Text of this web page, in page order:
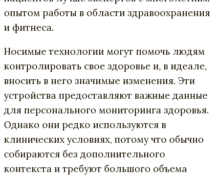
опытом работы в области здравоохранения
и фитнеса.
Носимые технологии могут помочь людям
контролировать свое здоровье и, в идеале,
вносить в него значимые изменения. Эти
устройства предоставляют важные данные
для персонального мониторинга здоровья.
Однако они редко используются в
клинических условиях, потому что обычно
собираются без дополнительного
контекста и требуют большого объема